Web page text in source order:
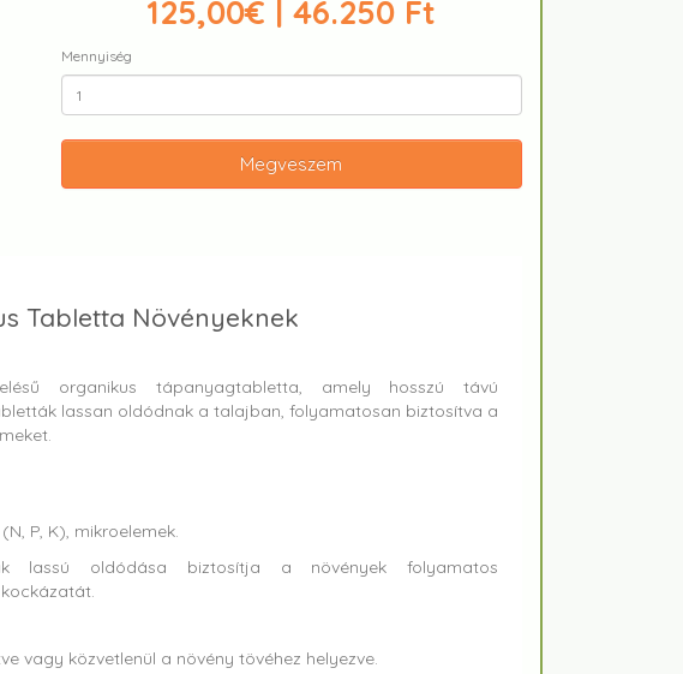
125,00€ | 46.250 Ft
Mennyiség
Megveszem
Tabletta Növényeknek
organikus tápanyagtabletta, amely hosszú távú
lassan oldódnak a talajban, folyamatosan biztosítva a
P, K), mikroelemek.
lassú oldódása biztosítja a növények folyamatos
vagy közvetlenül a növény tövéhez helyezve.